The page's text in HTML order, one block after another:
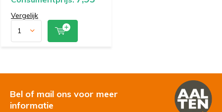
Vergelijk
Bel of mail ons voor meer
informatie